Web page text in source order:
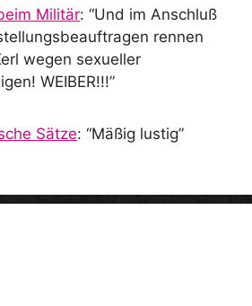
Militär: “Und im Anschluß
rennen
wegen sexueller
WEIBER!!!”
Sätze: “Mäßig lustig”